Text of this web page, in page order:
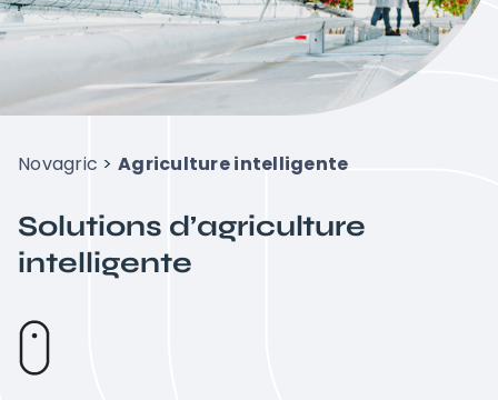
Devis sur mesure
Novagric >Agriculture intelligente
Solutions d’agriculture
intelligente